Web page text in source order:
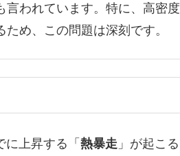
われています。特に、高密度
め、この問題は深刻です。
上昇する「 熱暴走 」が起こる